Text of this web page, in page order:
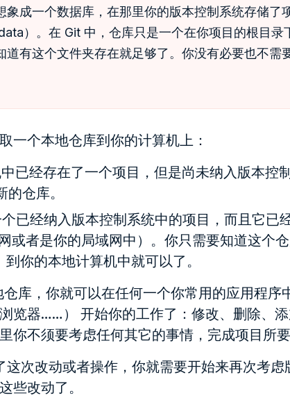
象成一个数据库，在那里你的版本控制系统存储了
）。在 Git 中，仓库只是一个在你项目的根目录
道有这个文件夹存在就足够了。你没有必要也不需
一个本地仓库到你的计算机上：
已经存在了一个项目，但是尚未纳入版本控
仓库。
已经纳入版本控制系统中的项目，而且它已
或者是你的局域网中）。你只需要知道这个
你的本地计算机中就可以了。
库，你就可以在任何一个你常用的应用程序
览器……） 开始你的工作了：修改、删除、
你不须要考虑任何其它的事情，完成项目所
这次改动或者操作，你就需要开始来再次考
些改动了。